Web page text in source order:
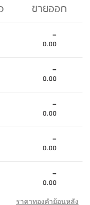
ขายออก
-
0.00
-
0.00
-
0.00
-
0.00
-
0.00
ราคาทองคำย้อนหลัง